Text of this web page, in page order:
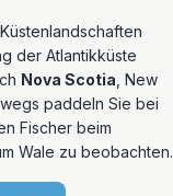
der Atlantikküste
Nova Scotia , New
paddeln Sie bei
Fischer beim
Wale zu beobachten.